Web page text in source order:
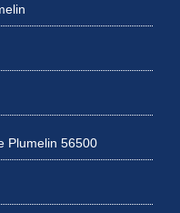
Plumelin 56500